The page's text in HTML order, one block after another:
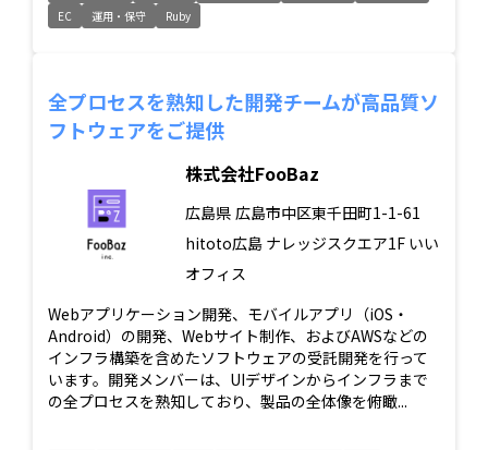
EC
運用・保守 Ruby
全プロセスを熟知した開発チームが高品質ソ
フトウェアをご提供
株式会社FooBaz
広島県 広島市中区東千田町1-1-61
hitoto広島 ナレッジスクエア1F いい
オフィス
Webアプリケーション開発、モバイルアプリ（iOS・
Android）の開発、Webサイト制作、およびAWSなどの
インフラ構築を含めたソフトウェアの受託開発を行って
います。開発メンバーは、UIデザインからインフラまで
の全プロセスを熟知しており、製品の全体像を俯瞰...